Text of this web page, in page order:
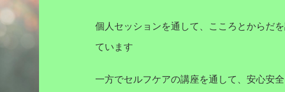
個人セッションを通して、こころとからだ
ています
一方でセルフケアの講座を通して、安心安全